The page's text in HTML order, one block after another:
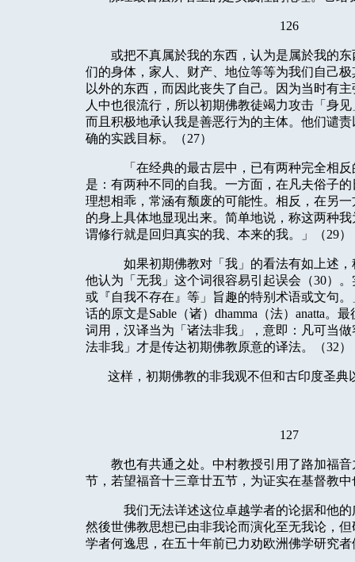
126
或把不真属於我的东西，认为是属於我的
们的身体，家人、财产、地位等等为我们自己
以外的东西，而因此丧失了自己。因为当时有
人中也很流行，所以初期佛教徒竭力攻击「身
而且积极地承认我是善恶行为的主体。他们谴
确的实践目标。（27）
「在经典的最古层中，已有两种完全相
是：有两种不同的自我。一方面，在凡夫俗子
理想相乖，常涵有颓废的可能性。相反，在另
的身上具体地显现出来。简单地说，称这两种
谓修行就是回归真实的我、本来的我。」（29）
如果初期佛教对「我」的看法有如上述
他认为「无我」这个词很容易引起误会（30）
或『自我不存在』等」旨趣的特别术语或文句。
话的原文是Sable （诸） dhamma （法） anatta。最
词用，汉译当为「诸法非我」，意即：凡可当
法非我」才是传达初期佛教原意的译法。（32）
这样，初期佛教的非我观不但和古印度圣
127
教也有共通之处。中村教授引用了路加福
节，若望福音十三章廿五节，为证实在基督教
我们无法详述这位卓越学者的论据和他
然後世佛教思想已由非我论而演化至无我论，
学者何逸思，在五十年前已力劝欧洲佛学研究